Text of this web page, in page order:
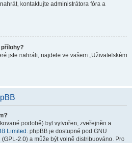
kontaktujte administrátora fóra a
jste nahráli, najdete ve vašem „Uživatelském
podobě) byl vytvořen, zveřejněn a
Limited . phpBB je dostupné pod GNU
2.0) a může být volně distribuováno. Pro